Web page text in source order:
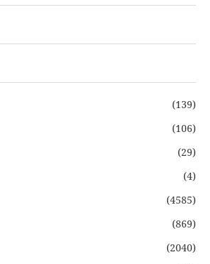
(139)
(106)
(29)
(4)
(4585)
(869)
(2040)